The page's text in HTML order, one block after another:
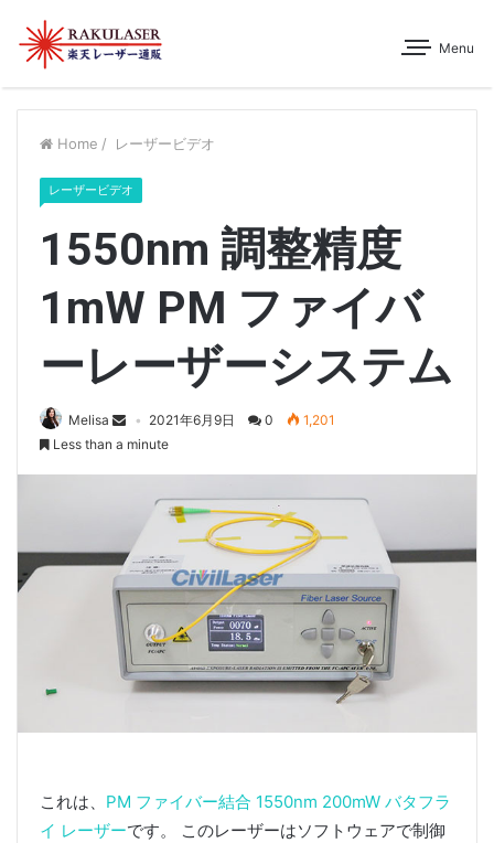
Menu
Home / レーザービデオ
レーザービデオ
1550nm 調整精度
1mW PM ファイバ
ーレーザーシステム
Melisa 2021年6月9日 0
1,201
Less than a minute
これは、 PM ファイバー結合 1550nm 200mW バタフラ
イ レーザーです。 このレーザーはソフトウェアで制御